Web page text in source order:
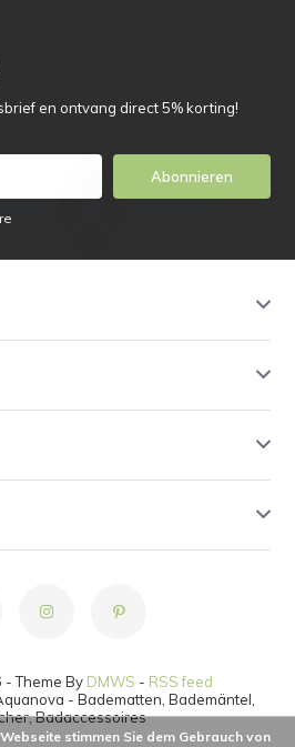
en ontvang direct 5% korting!
Abonnieren
Theme By DMWS - RSS feed
- Badematten, Bademäntel,
Badaccessoires
stimmen Sie dem Gebrauch von